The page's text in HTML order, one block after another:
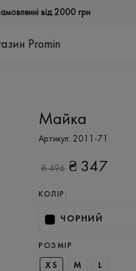
від 2000 грн
Майка
Артикул: 2011-71
₴496 ₴ 347
КОЛІР:
ЧОРНИЙ
РОЗМІР
XS M L